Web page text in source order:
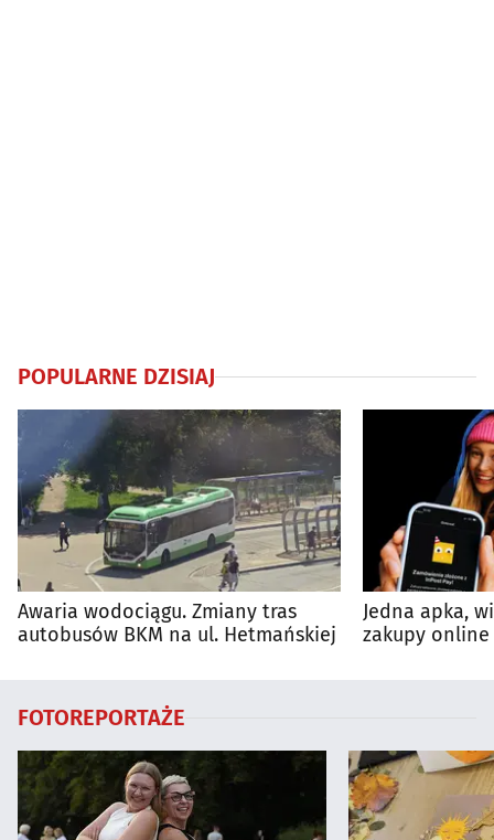
POPULARNE DZISIAJ
Awaria wodociągu. Zmiany tras
autobusów BKM na ul. Hetmańskiej
Jedna apka,
zakupy online
FOTOREPORTAŻE